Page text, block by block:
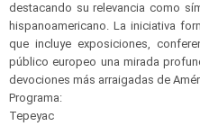
destacando su relevancia como
hispanoamericano. La iniciativa
que incluye exposiciones,
público europeo una mirada
devociones más arraigadas de
Programa:
Tepeyac